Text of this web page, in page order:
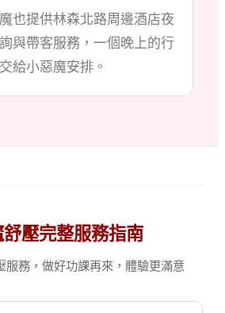
也提供林森北路周邊酒店夜
與帶客服務，一個晚上的行
給小惡魔安排。
壓完整服務指南
服務，做好功課再來，體驗更滿意